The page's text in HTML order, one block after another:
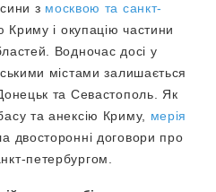
з москвою та санкт-
Криму і окупацію частини
Водночас досі у
містами залишається
та Севастополь. Як
та анексію Криму, мерія
двосторонні договори про
петербургом.